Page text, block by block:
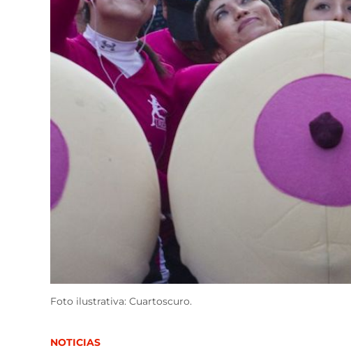
Foto ilustrativa: Cuartoscuro.
POSTED
NOTICIAS